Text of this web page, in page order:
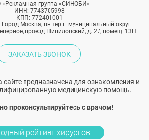
«Рекламная группа «СИНОБИ»
ИНН: 7743705998
КПП: 772401001
Москва, вн.тер.г. муниципальный округ
проезд Шипиловский, д. 27, помещ. 13Н
ЗАКАЗАТЬ ЗВОНОК
предназначена для ознакомления и
медицинскую помощь.
проконсультируйтесь с врачом!
рейтинг хирургов